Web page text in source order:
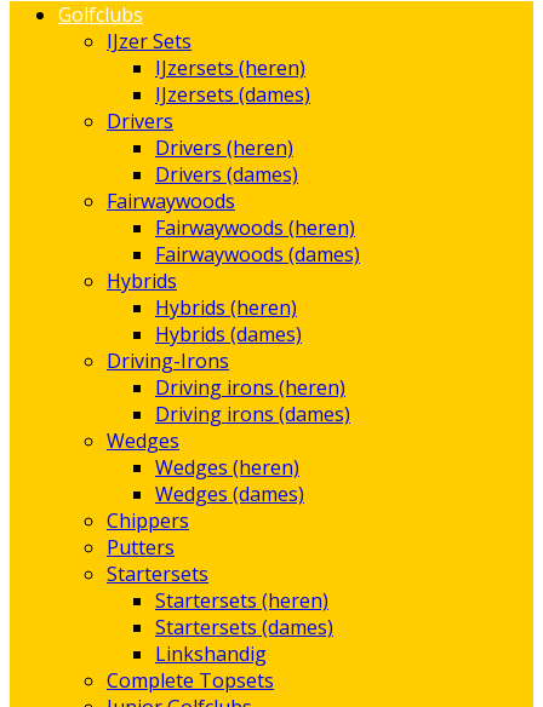
Golfclubs
IJzer Sets
IJzersets (heren)
IJzersets (dames)
Drivers
Drivers (heren)
Drivers (dames)
Fairwaywoods
Fairwaywoods (heren)
Fairwaywoods (dames)
Hybrids
Hybrids (heren)
Hybrids (dames)
Driving-Irons
Driving irons (heren)
Driving irons (dames)
Wedges
Wedges (heren)
Wedges (dames)
Chippers
Putters
Startersets
Startersets (heren)
Startersets (dames)
Linkshandig
Complete Topsets